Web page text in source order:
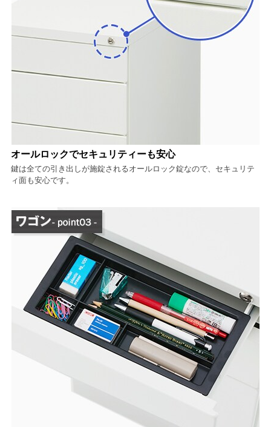
オールロックでセキュリティーも安心
鍵は全ての引き出しが施錠されるオールロック錠なので、セキュリテ
ィ面も安心です。